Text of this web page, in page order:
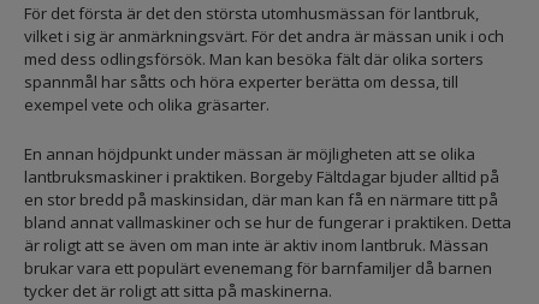
För det första är det den största utomhusmässan för lantbruk,
vilket i sig är anmärkningsvärt. För det andra är mässan unik i och
med dess odlingsförsök. Man kan besöka fält där olika sorters
spannmål har såtts och höra experter berätta om dessa, till
exempel vete och olika gräsarter.
En annan höjdpunkt under mässan är möjligheten att se olika
lantbruksmaskiner i praktiken. Borgeby Fältdagar bjuder alltid på
en stor bredd på maskinsidan, där man kan få en närmare titt på
bland annat vallmaskiner och se hur de fungerar i praktiken. Detta
är roligt att se även om man inte är aktiv inom lantbruk. Mässan
brukar vara ett populärt evenemang för barnfamiljer då barnen
tycker det är roligt att sitta på maskinerna.